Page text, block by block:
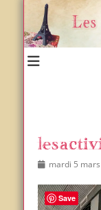
Postedmardi 5
Save